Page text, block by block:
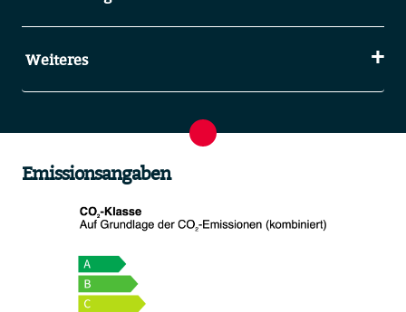
Weiteres
Emissionsangaben